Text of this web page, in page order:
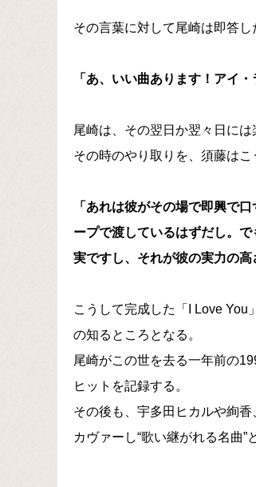
その言葉に対して尾崎は即答し
「あ、いい曲あります！アイ
尾崎は、その翌日か翌々日には
その時のやり取りを、須藤はこ
「あれは彼がその場で即興で
ープで渡しているはずだし。
実ですし、それが彼の実力の高
こうして完成した「I Love You
の知るところとなる。
尾崎がこの世を去る一年前の
ヒットを記録する。
その後も、宇多田ヒカルや絢
カヴァーし“歌い継がれる名曲”